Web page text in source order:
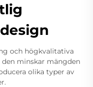
och högkvalitativa
minskar mängden
olika typer av